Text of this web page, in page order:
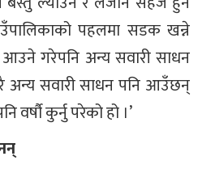
पहलमा सडक खन्ने
गरेपनि अन्य सवारी साधन
अन्य सवारी साधन पनि आउँछन्
कुर्नु परेको हो ।’